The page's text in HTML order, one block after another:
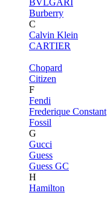
BVLGARI
Burberry
C
Calvin Klein
CARTIER
Chopard
Citizen
F
Fendi
Frederique Constant
Fossil
G
Gucci
Guess
Guess GC
H
Hamilton